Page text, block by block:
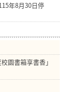
年8月30日停
園書箱享書香」